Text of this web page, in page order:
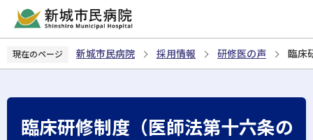
の
現在のページ 新城市民病院 採用情報 研修医の声 臨床
臨床研修制度（医師法第十六条の